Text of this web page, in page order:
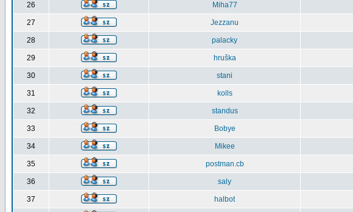
26 Miha77
27 Jezzanu
28 palacky
29 hruška
30 stani
31 kolls
32 standus
33 Bobye
34 Mikee
35 postman.cb
36 saly
37 halbot